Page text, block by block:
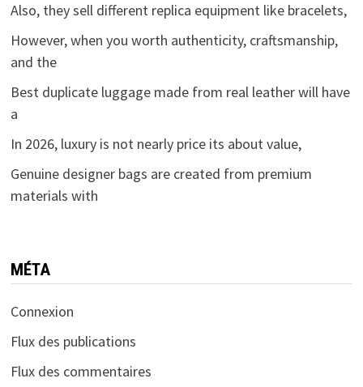
Also, they sell different replica equipment like bracelets,
However, when you worth authenticity, craftsmanship,
and the
Best duplicate luggage made from real leather will have
a
In 2026, luxury is not nearly price its about value,
Genuine designer bags are created from premium
materials with
MÉTA
Connexion
Flux des publications
Flux des commentaires